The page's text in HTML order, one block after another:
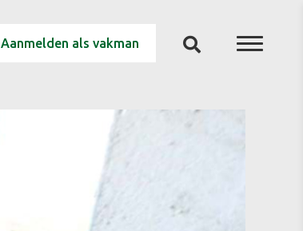
Aanmelden als vakman